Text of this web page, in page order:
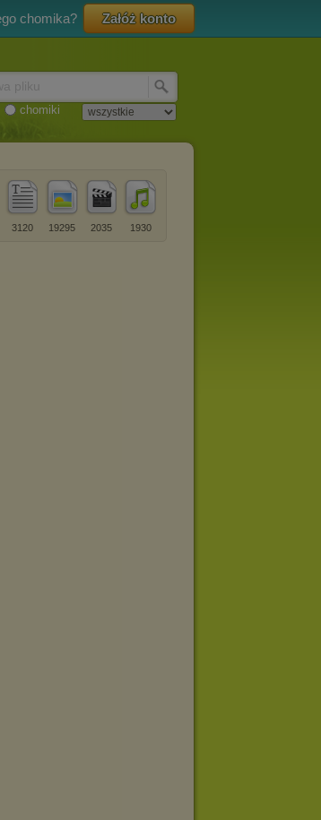
chomika? Załóż konto
chomiki
1930
2035
19295
3120